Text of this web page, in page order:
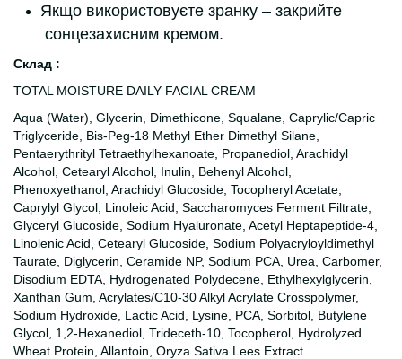
Якщо використовуєте зранку – закрийте
сонцезахисним кремом.
Склад :
TOTAL MOISTURE DAILY FACIAL CREAM
Aqua (Water), Glycerin, Dimethicone, Squalane, Caprylic/Capric
Triglyceride, Bis-Peg-18 Methyl Ether Dimethyl Silane,
Pentaerythrityl Tetraethylhexanoate, Propanediol, Arachidyl
Alcohol, Cetearyl Alcohol, Inulin, Behenyl Alcohol,
Phenoxyethanol, Arachidyl Glucoside, Tocopheryl Acetate,
Caprylyl Glycol, Linoleic Acid, Saccharomyces Ferment Filtrate,
Glyceryl Glucoside, Sodium Hyaluronate, Acetyl Heptapeptide-4,
Linolenic Acid, Cetearyl Glucoside, Sodium Polyacryloyldimethyl
Taurate, Diglycerin, Ceramide NP, Sodium PCA, Urea, Carbomer,
Disodium EDTA, Hydrogenated Polydecene, Ethylhexylglycerin,
Xanthan Gum, Acrylates/C10-30 Alkyl Acrylate Crosspolymer,
Sodium Hydroxide, Lactic Acid, Lysine, PCA, Sorbitol, Butylene
Glycol, 1,2-Hexanediol, Trideceth-10, Tocopherol, Hydrolyzed
Wheat Protein, Allantoin, Oryza Sativa Lees Extract.